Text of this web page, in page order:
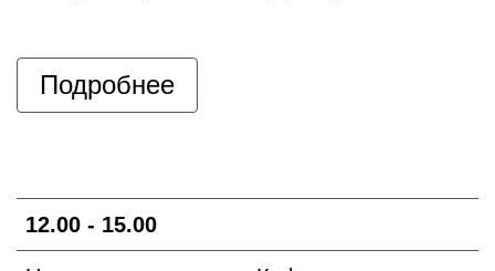
Подробнее
12.00 - 15.00